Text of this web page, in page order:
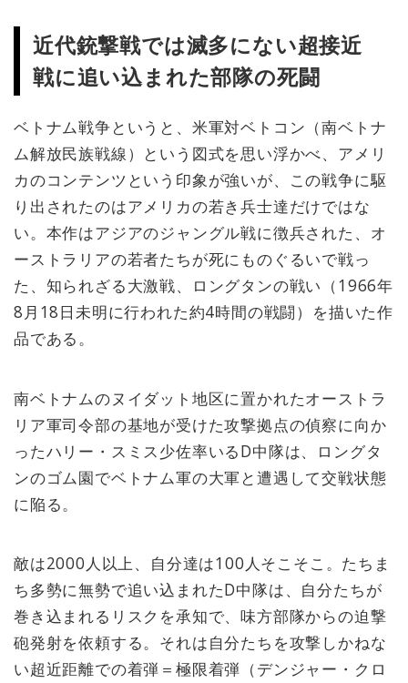
近代銃撃戦では滅多にない超接近
戦に追い込まれた部隊の死闘
ベトナム戦争というと、米軍対ベトコン（南ベトナ
ム解放民族戦線）という図式を思い浮かべ、アメリ
カのコンテンツという印象が強いが、この戦争に駆
り出されたのはアメリカの若き兵士達だけではな
い。本作はアジアのジャングル戦に徴兵された、オ
ーストラリアの若者たちが死にものぐるいで戦っ
た、知られざる大激戦、ロングタンの戦い（1966年
8月18日未明に行われた約4時間の戦闘）を描いた作
品である。
南ベトナムのヌイダット地区に置かれたオーストラ
リア軍司令部の基地が受けた攻撃拠点の偵察に向か
ったハリー・スミス少佐率いるD中隊は、ロングタ
ンのゴム園でベトナム軍の大軍と遭遇して交戦状態
に陥る。
敵は2000人以上、自分達は100人そこそこ。たちま
ち多勢に無勢で追い込まれたD中隊は、自分たちが
巻き込まれるリスクを承知で、味方部隊からの迫撃
砲発射を依頼する。それは自分たちを攻撃しかねな
い超近距離での着弾＝極限着弾（デンジャー・クロ